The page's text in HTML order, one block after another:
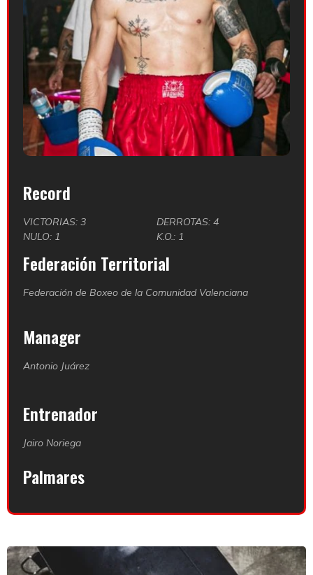
Record
VICTORIAS: 3
DERROTAS: 4
NULO: 1
K.O.: 1
Federación Territorial
Federación de Boxeo de la Comunidad Valenciana
Manager
Antonio Juárez
Entrenador
Jairo Noriega
Palmares